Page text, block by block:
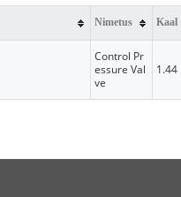
Nimetus Kaal
Control Pr
essure Val
ve
1.44